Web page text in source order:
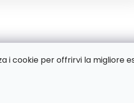
i cookie per offrirvi la migliore